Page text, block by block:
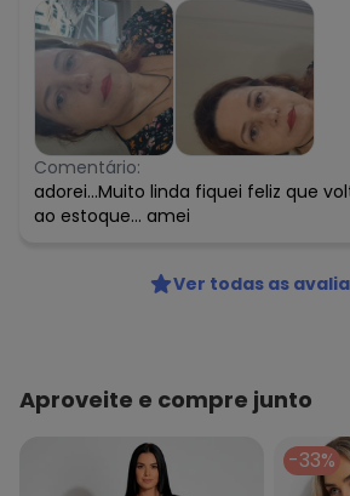
Comentário:
adorei...Muito linda fiquei feliz que
ao estoque... amei
Ver todas as
Aproveite e compre junto
-33%